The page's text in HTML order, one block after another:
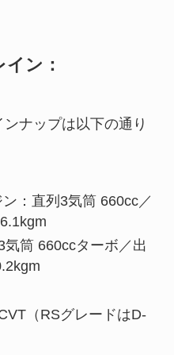
ン：
ナップは以下の通り
：直列3気筒 660cc／
筒 660ccターボ／出
（RSグレードはD-